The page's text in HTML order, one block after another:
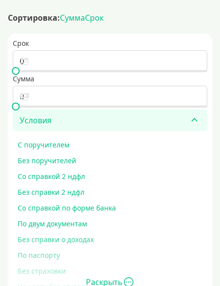
Сортировка:СуммаСрок
Срок
Сумма
Условия
С поручителем
Без поручителей
Со справкой 2 ндфл
Без справки 2 ндфл
Со справкой по форме банка
По двум документам
Без справки о доходах
По паспорту
Без страховки
Раскрыть